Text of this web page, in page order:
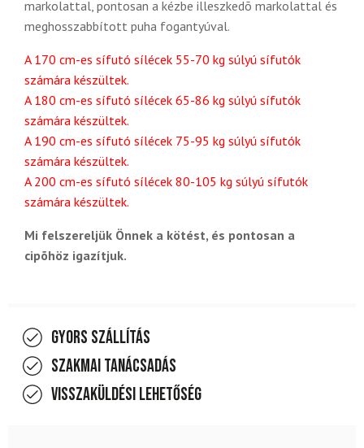
markolattal, pontosan a kézbe illeszkedõ markolattal és
meghosszabbított puha fogantyúval.
A 170 cm-es sífutó sílécek 55-70 kg súlyú sífutók
számára készültek.
A 180 cm-es sífutó sílécek 65-86 kg súlyú sífutók
számára készültek.
A 190 cm-es sífutó sílécek 75-95 kg súlyú sífutók
számára készültek.
A 200 cm-es sífutó sílécek 80-105 kg súlyú sífutók
számára készültek.
Mi felszereljük Önnek a kötést, és pontosan a
cipõhöz igazítjuk.
Gyors szállítás
Szakmai tanácsadás
Visszaküldési lehetőség